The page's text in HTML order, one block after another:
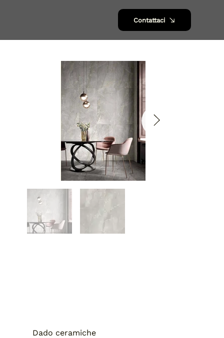
Contattaci
Dado ceramiche